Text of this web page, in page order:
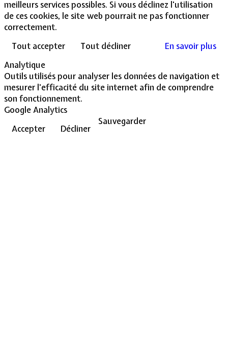
meilleurs services possibles. Si vous déclinez l'utilisation
de ces cookies, le site web pourrait ne pas fonctionner
correctement.
Tout accepter
Tout décliner
En savoir plus
Analytique
Outils utilisés pour analyser les données de navigation et
mesurer l'efficacité du site internet afin de comprendre
son fonctionnement.
Google Analytics
Accepter
Décliner
Sauvegarder